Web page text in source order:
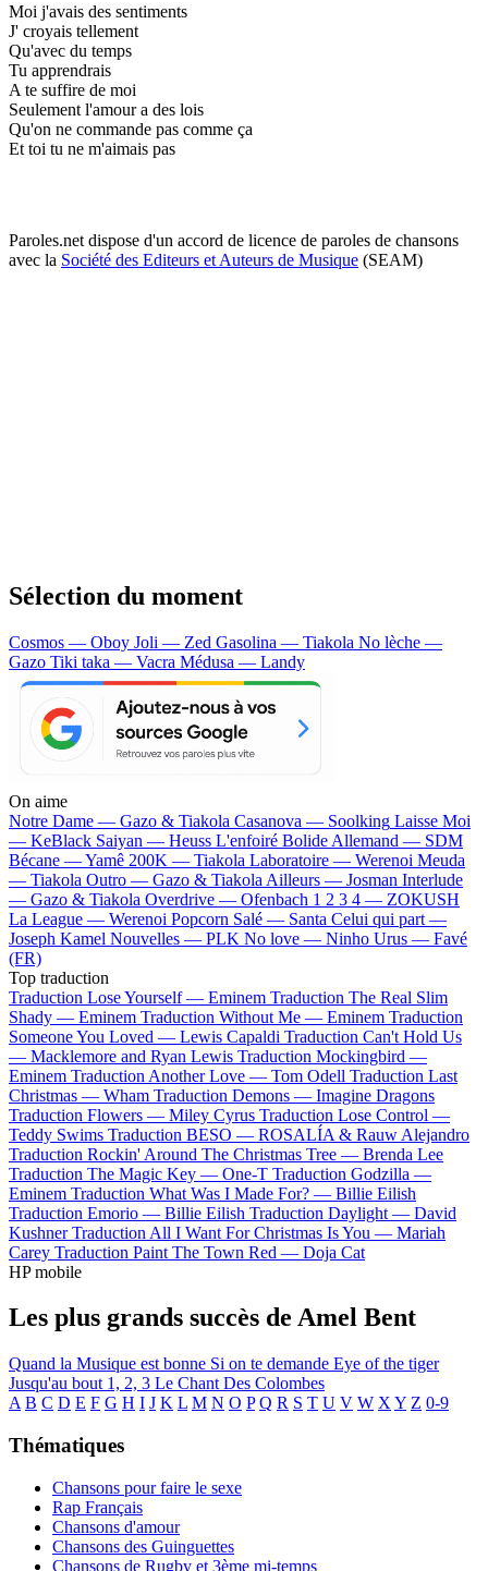
Moi j'avais des sentiments
J' croyais tellement
Qu'avec du temps
Tu apprendrais
A te suffire de moi
Seulement l'amour a des lois
Qu'on ne commande pas comme ça
Et toi tu ne m'aimais pas
Paroles.net dispose d'un accord de licence de paroles de chansons
avec la Société des Editeurs et Auteurs de Musique (SEAM)
Sélection du moment
Cosmos — Oboy Joli — Zed Gasolina — Tiakola No lèche —
Gazo Tiki taka — Vacra Médusa — Landy
On aime
Notre Dame — Gazo & Tiakola Casanova — Soolking Laisse Moi
— KeBlack Saiyan — Heuss L'enfoiré Bolide Allemand — SDM
Bécane —Yamê 200K — Tiakola Laboratoire — Werenoi Meuda
— Tiakola Outro — Gazo & Tiakola Ailleurs — Josman Interlude
— Gazo & Tiakola Overdrive — Ofenbach 1 2 3 4 — ZOKUSH
La League — Werenoi Popcorn Salé — Santa Celui qui part —
Joseph Kamel Nouvelles — PLK No love — Ninho Urus — Favé
(FR)
Top traduction
Traduction Lose Yourself — Eminem Traduction The Real Slim
Shady — Eminem Traduction Without Me — Eminem Traduction
Someone You Loved — Lewis Capaldi Traduction Can't Hold Us
— Macklemore and Ryan Lewis Traduction Mockingbird —
Eminem Traduction Another Love — Tom Odell Traduction Last
Christmas — Wham Traduction Demons — Imagine Dragons
Traduction Flowers — Miley Cyrus Traduction Lose Control —
Teddy Swims Traduction BESO — ROSALÍA & Rauw Alejandro
Traduction Rockin' Around The Christmas Tree — Brenda Lee
Traduction The Magic Key — One-T Traduction Godzilla —
Eminem Traduction What Was I Made For? — Billie Eilish
Traduction Emorio — Billie Eilish Traduction Daylight — David
Kushner Traduction All I Want For Christmas Is You — Mariah
Carey Traduction Paint The Town Red — Doja Cat
HP mobile
Les plus grands succès de Amel Bent
Quand la Musique est bonne Si on te demande Eye of the tiger
Jusqu'au bout 1, 2, 3 Le Chant Des Colombes
A B C D E F G H I J K L M N O P Q R S T U V W X Y Z 0-9
Thématiques
Chansons pour faire le sexe
Rap Français
Chansons d'amour
Chansons des Guinguettes
Chansons de Rugby et 3ème mi-temps